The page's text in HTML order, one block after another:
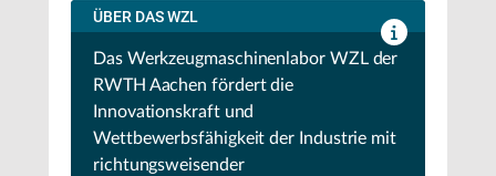
ÜBER DAS WZL
Das Werkzeugmaschinenlabor WZL der
RWTH Aachen fördert die
Innovationskraft und
Wettbewerbsfähigkeit der Industrie mit
richtungsweisender